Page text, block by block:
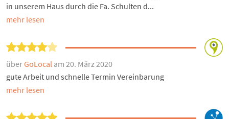
in unserem Haus durch die Fa. Schulten d...
mehr lesen
überGoLocal am 20. März 2020
gute Arbeit und schnelle Termin Vereinbarung
mehr lesen